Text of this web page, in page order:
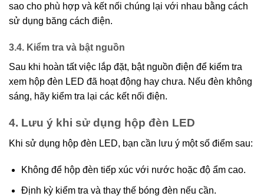
sao cho phù hợp và kết nối chúng lại với nhau bằng cách
sử dụng băng cách điện.
3.4. Kiểm tra và bật nguồn
Sau khi hoàn tất việc lắp đặt, bật nguồn điện để kiểm tra
xem hộp đèn LED đã hoạt động hay chưa. Nếu đèn không
sáng, hãy kiểm tra lại các kết nối điện.
4. Lưu ý khi sử dụng hộp đèn LED
Khi sử dụng hộp đèn LED, bạn cần lưu ý một số điểm sau:
Không để hộp đèn tiếp xúc với nước hoặc độ ẩm cao.
Định kỳ kiểm tra và thay thế bóng đèn nếu cần.